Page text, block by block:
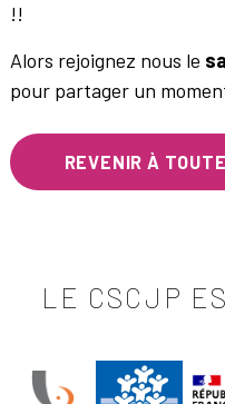
!!
Alors rejoignez nous le
pour partager un
REVENIR À
LE CSCJP